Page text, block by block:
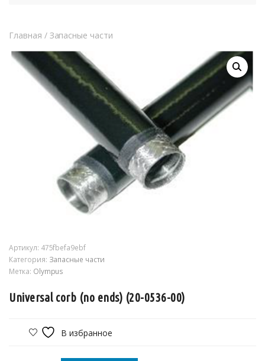
Главная / Запасные части
Артикул: 475fbefa9ebf
Категория: Запасные части
Метка: Olympus
Universal corb (no ends) (20-0536-00)
В избранное